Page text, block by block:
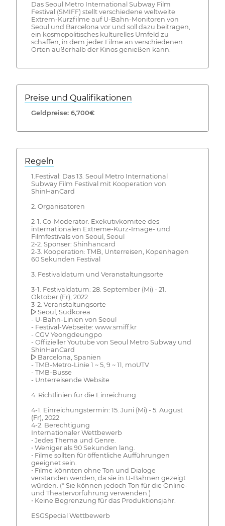
Das Seoul Metro International Subway Film
Festival (SMIFF) stellt verschiedene weltweite
Extrem-Kurzfilme auf U-Bahn-Monitoren von
Seoul und Barcelona vor und soll dazu beitragen,
ein kosmopolitisches kulturelles Umfeld zu
schaffen, in dem jeder Filme an verschiedenen
Orten außerhalb der Kinos genießen kann.
Preise und Qualifikationen
Geldpreise: 6,700€
Regeln
1.Festival: Das 13. Seoul Metro International
Subway Film Festival mit Kooperation von
ShinHanCard
2. Organisatoren
2-1. Co-Moderator: Exekutivkomitee des
internationalen Extreme-Kurz-Image- und
Filmfestivals von Seoul, Seoul
2-2. Sponser: Shinhancard
2-3. Kooperation: TMB, Unterreisen, Kopenhagen
60 Sekunden Festival
3. Festivaldatum und Veranstaltungsorte
3-1. Festivaldatum: 28. September (Mi) - 21.
Oktober (Fr), 2022
3-2. Veranstaltungsorte
▶ Seoul, Südkorea
- U-Bahn-Linien von Seoul
- Festival-Webseite: www.smiff.kr
- CGV Yeongdeungpo
- Offizieller Youtube von Seoul Metro Subway und
ShinHanCard
▶ Barcelona, Spanien
- TMB-Metro-Linie 1 ~ 5, 9 ~ 11, moUTV
- TMB-Busse
- Unterreisende Website
4. Richtlinien für die Einreichung
4-1. Einreichungstermin: 15. Juni (Mi) - 5. August
(Fr), 2022
4-2. Berechtigung
Internationaler Wettbewerb
• Jedes Thema und Genre.
• Weniger als 90 Sekunden lang.
• Filme sollten für öffentliche Aufführungen
geeignet sein.
• Filme könnten ohne Ton und Dialoge
verstanden werden, da sie in U-Bahnen gezeigt
würden. (* Sie können jedoch Ton für die Online-
und Theatervorführung verwenden.)
• Keine Begrenzung für das Produktionsjahr.
ESGSpecial Wettbewerb